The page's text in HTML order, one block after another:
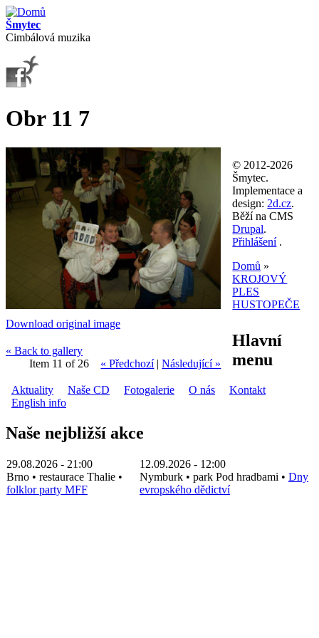
Přejít k hlavnímu obsahu
Šmytec
Cimbálová muzika
Obr 11 7
Download original image
« Back to gallery
Item 11 of 26
« Předchozí|Následující »
© 2012-2026
Šmytec.
Implementace a
design: 2d.cz.
Běží na CMS
Drupal.
Přihlášení.
Jste zde
Domů »
KROJOVÝ
PLES
HUSTOPEČE
Hlavní
menu
Aktuality Naše CD Fotogalerie O nás
Kontakt
English info
Naše nejbližší akce
29.08.2026 - 21:00
Brno • restaurace Thalie •
folklor party MFF
12.09.2026 - 12:00
Nymburk • park Pod hradbami • Dny
evropského dědictví